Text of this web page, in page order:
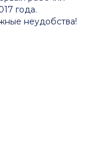
года.
неудобства!